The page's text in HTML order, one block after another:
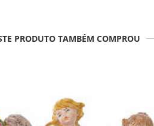
PRODUTO TAMBÉM COMPROU